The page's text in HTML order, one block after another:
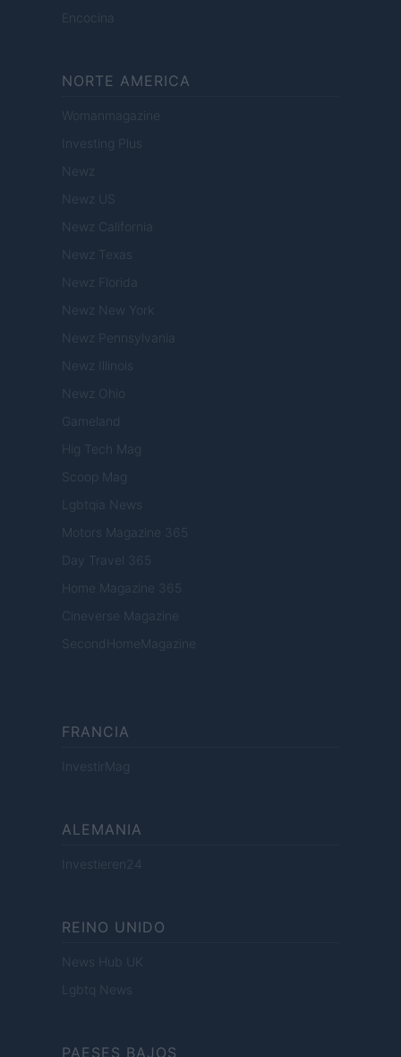
Encocina
NORTE AMERICA
Womanmagazine
Investing Plus
Newz
Newz US
Newz California
Newz Texas
Newz Florida
Newz New York
Newz Pennsylvania
Newz Illinois
Newz Ohio
Gameland
Hig Tech Mag
Scoop Mag
Lgbtqia News
Motors Magazine 365
Day Travel 365
Home Magazine 365
Cineverse Magazine
SecondHomeMagazine
FRANCIA
InvestirMag
ALEMANIA
Investieren24
REINO UNIDO
News Hub UK
Lgbtq News
PAESES BAJOS